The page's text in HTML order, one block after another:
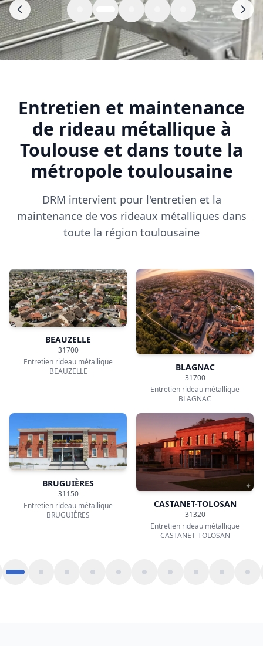
Entretien et maintenance
de rideau métallique à
Toulouse et dans toute la
métropole toulousaine
DRM intervient pour l'entretien et la
maintenance de vos rideaux métalliques dans
toute la région toulousaine
CASTELGINEST
31780
Entretien rideau métallique
CASTELGINEST
COLOMIERS
31770
Entretien rideau métallique
COLOMIERS
CORNEBARRIEU
31700
Entretien rideau métallique
CORNEBARRIEU
CUGNAUX
31270
Entretien rideau métallique
CUGNAUX
Ils ont choisi DRM pour
l'Entretien de leur rideau
Des clients satisfaits à Toulouse et en Haute-